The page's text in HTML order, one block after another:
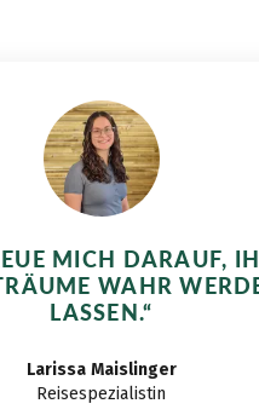
inkl. GPS-Daten und
1x pro Zimmer
Hotelparkplätze
Saverne nach Wissembourg
in ca. 2,5 Stunden.
fällig, nicht im Reisepreis
Informationen gemäß
finden Sie
MICH DARAUF,
WAHR
LASSEN.“
Larissa Maislinger
Reisespezialistin